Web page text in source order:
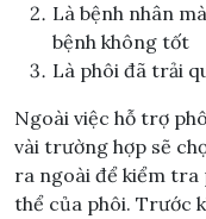
Là bệnh nhân
bệnh không tốt
Là phôi đã trải
Ngoài việc hỗ trợ
vài trường hợp sẽ
ra ngoài để kiểm tra
thể của phôi. Trước